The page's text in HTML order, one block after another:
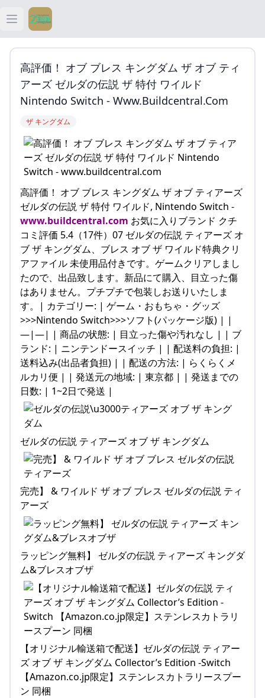
Open main menu
ティアキン
ティアキン 祠
ティアキン 攻略
高評価！ オブ ブレス キングダム ザ オブ ティ
アーズ ゼルダの伝説 ザ 特付 ワイルド
Nintendo Switch - Www.buildcentral.com
ザ キングダム
高評価！ オブ ブレス キングダム ザ オブ ティアーズ
ゼルダの伝説 ザ 特付 ワイルド, Nintendo Switch -
www.buildcentral.com お気に入りブランド クチ
コミ評価 5.4（17件）07 ゼルダの伝説 ティアーズ オ
ブ ザ キングダム、ブレス オブ ザ ワイルド特典クリ
アファイル 未使用品付きです。ゲームクリアしまし
たので、出品致します。新品にて購入、目立った傷
はありません。プチプチで包装しお送りいたしま
す。| カテゴリー: | ゲーム・おもちゃ・グッズ
>>>Nintendo Switch>>>ソフト(パッケージ版) | |
—|—| | 商品の状態: | 目立った傷や汚れなし | | ブ
ランド: | ニンテンドースイッチ | | 配送料の負担: |
送料込み(出品者負担) | | 配送の方法: | らくらくメ
ルカリ便 | | 発送元の地域: | 東京都 | | 発送までの
日数: | 1~2日で発送 |
ゼルダの伝説 ティアーズ オブ ザ キングダム
完売】 & ワイルド ザ オブ ブレス ゼルダの伝説 ティ
アーズ
ラッピング無料】 ゼルダの伝説 ティアーズ キングダ
ム&ブレスオブザ
【オリジナル輸送箱で配送】ゼルダの伝説 ティアー
ズ オブ ザ キングダム Collector’s Edition -Switch
【Amazon.co.jp限定】ステンレスカトラリースプー
ン 同梱